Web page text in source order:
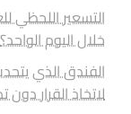
التسعير اللحظي
خلال اليوم الواحد؟
الفندق الذي
لاتخاذ القرار